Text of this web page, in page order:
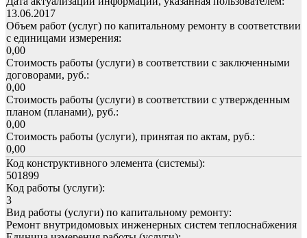
13.06.2017
Объем работ (услуг) по капитальному ремонту в соответствии
с единицами измерения:
0,00
Стоимость работы (услуги) в соответствии с заключенными
договорами, руб.:
0,00
Стоимость работы (услуги) в соответствии с утвержденным
планом (планами), руб.:
0,00
Стоимость работы (услуги), принятая по актам, руб.:
0,00
Код конструктивного элемента (системы):
501899
Код работы (услуги):
3
Вид работы (услуги) по капитальному ремонту:
Ремонт внутридомовых инженерных систем теплоснабжения